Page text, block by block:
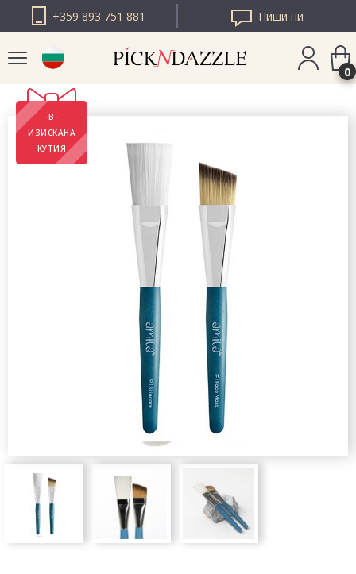
+359 893 751 881 Пиши ни
PICK N DAZZLE
РУМЪНИЯ
PICK N DAZZLE
0
-В-
ИЗИСКАНА
КУТИЯ